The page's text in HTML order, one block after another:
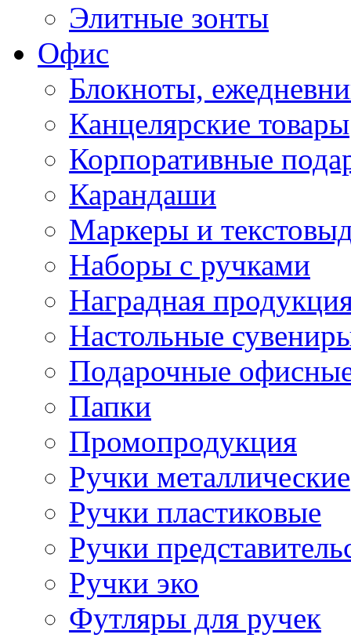
Элитные зонты
Офис
Блокноты,
Канцелярские товары
Корпоративные
Карандаши
Маркеры и
Наборы с ручками
Наградная
Настольные
Подарочные
Папки
Промопродукция
Ручки металлические
Ручки пластиковые
Ручки
Ручки эко
Футляры для ручек